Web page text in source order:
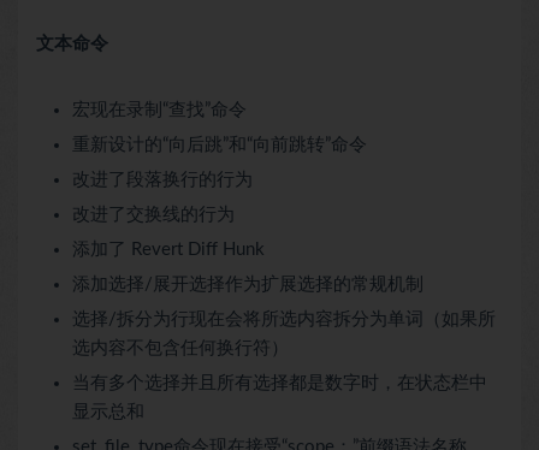
文本命令
宏现在录制“查找”命令
重新设计的“向后跳”和“向前跳转”命令
改进了段落换行的行为
改进了交换线的行为
添加了 Revert Diff Hunk
添加选择/展开选择作为扩展选择的常规机制
选择/拆分为行现在会将所选内容拆分为单词（如果所
选内容不包含任何换行符）
当有多个选择并且所有选择都是数字时，在状态栏中
显示总和